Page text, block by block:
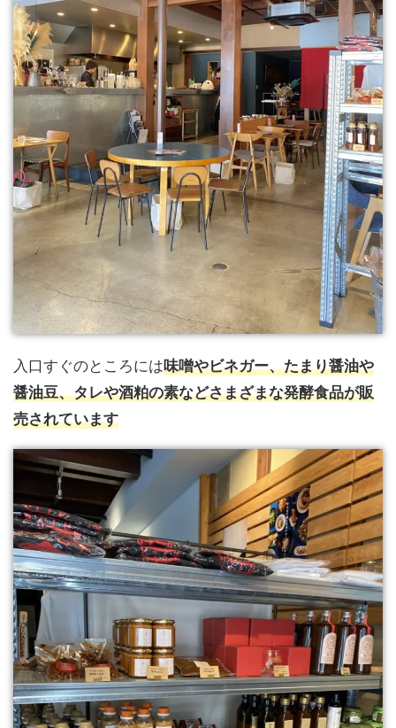
入口すぐのところには味噌やビネガー、たまり醤油や
醤油豆、タレや酒粕の素などさまざまな発酵食品が販
売されています